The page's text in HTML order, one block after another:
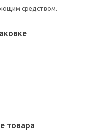
средством.
товара